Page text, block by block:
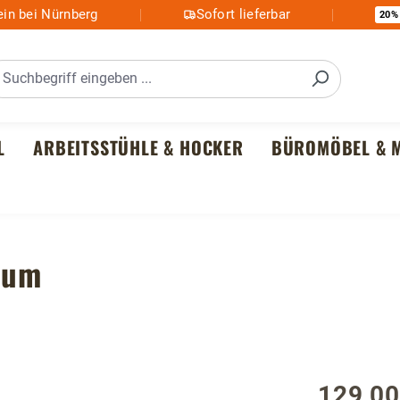
bei Nürnberg Sofort lieferbar 20%
ARBEITSSTÜHLE & HOCKER BÜROMÖBEL &
Regulärer